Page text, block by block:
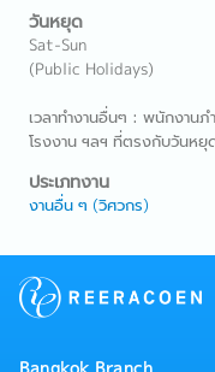
วันหยุด
Sat-Sun
(Public Holidays)
เวลาทำงานอื่นๆ : พนักงาน
โรงงาน ฯลฯ ที่ตรงกับวันหยุ
ประเภทงาน
งานอื่น ๆ (วิศวกร)